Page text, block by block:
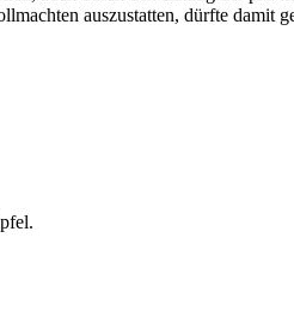
auszustatten, dürfte damit